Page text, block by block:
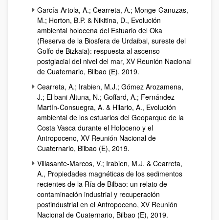
García-Artola, A.; Cearreta, A.; Monge-Ganuzas,
M.; Horton, B.P. & Nikitina, D., Evolución
ambiental holocena del Estuario del Oka
(Reserva de la Biosfera de Urdaibai, sureste del
Golfo de Bizkaia): respuesta al ascenso
postglacial del nivel del mar, XV Reunión Nacional
de Cuaternario, Bilbao (E), 2019.
Cearreta, A.; Irabien, M.J.; Gómez Arozamena,
J.; El bani Altuna, N.; Goffard, A.; Fernández
Martín-Consuegra, A. & Hilario, A., Evolución
ambiental de los estuarios del Geoparque de la
Costa Vasca durante el Holoceno y el
Antropoceno, XV Reunión Nacional de
Cuaternario, Bilbao (E), 2019.
Villasante-Marcos, V.; Irabien, M.J. & Cearreta,
A., Propiedades magnéticas de los sedimentos
recientes de la Ría de Bilbao: un relato de
contaminación industrial y recuperación
postindustrial en el Antropoceno, XV Reunión
Nacional de Cuaternario, Bilbao (E), 2019.